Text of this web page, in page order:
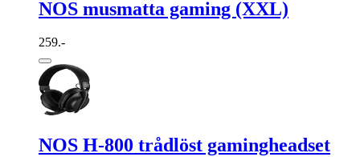
NOS musmatta gaming (XXL)
259.-
NOS H-800 trådlöst gamingheadset